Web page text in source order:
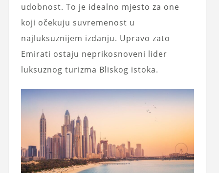
udobnost. To je idealno mjesto za one
koji očekuju suvremenost u
najluksuznijem izdanju. Upravo zato
Emirati ostaju neprikosnoveni lider
luksuznog turizma Bliskog istoka.